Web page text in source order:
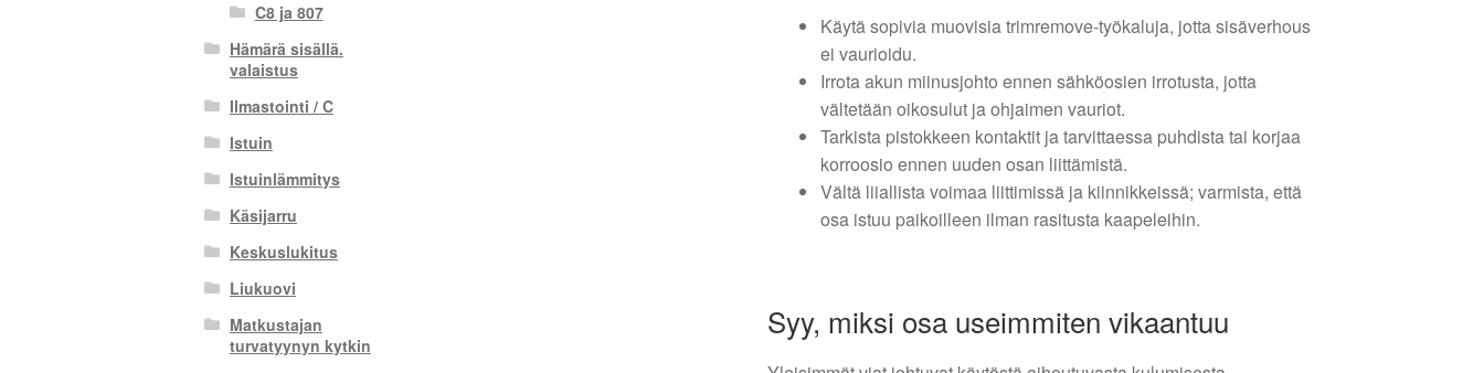
Käytä sopivia muovisia trimremove-työkaluja, jotta sisäverhous
ei vaurioidu.
Irrota akun miinusjohto ennen sähköosien irrotusta, jotta
vältetään oikosulut ja ohjaimen vauriot.
Tarkista pistokkeen kontaktit ja tarvittaessa puhdista tai korjaa
korroosio ennen uuden osan liittämistä.
Vältä liiallista voimaa liittimissä ja kiinnikkeissä; varmista, että
osa istuu paikoilleen ilman rasitusta kaapeleihin.
Syy, miksi osa useimmiten vikaantuu
C8 ja 807
Hämärä sisällä.
valaistus
Ilmastointi / C
Istuin
Istuinlämmitys
Käsijarru
Keskuslukitus
Liukuovi
Matkustajan
turvatyynyn kytkin